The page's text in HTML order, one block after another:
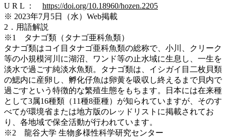
U R L ： https://doi.org/10.18960/hozen.2205
※ 2023年7月5日（水）Web掲載
2．用語解説
※1 タナゴ類（タナゴ亜科魚類）
タナゴ類はコイ目タナゴ亜科魚類の総称で、小川、クリーク
等の小規模河川に湖沼、ワンド等の止水域に生息し、一生を
淡水で過ごす純淡水魚類。タナゴ類は、イシガイ目二枚貝類
の鰓内に産卵し、孵化仔魚は卵黄を吸収し終えるまで貝内で
過ごすという特徴的な繁殖生態をもちます。日本には在来種
として3属16種類（11種8亜種）が知られていますが、そのす
べてが環境省または地方版のレッドリストに掲載されてお
り、各地域で保全活動が行われています。
※2 龍谷大学 生物多様性科学研究センター